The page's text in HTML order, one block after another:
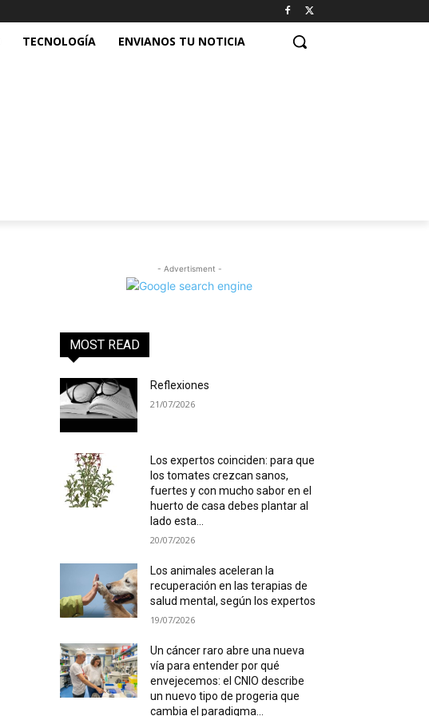
TECNOLOGÍA ENVIANOS TU NOTICIA
- Advertisment -
MOST READ
Reflexiones
21/07/2026
Los expertos coinciden: para que
los tomates crezcan sanos,
fuertes y con mucho sabor en el
huerto de casa debes plantar al
lado esta...
20/07/2026
Los animales aceleran la
recuperación en las terapias de
salud mental, según los expertos
19/07/2026
Un cáncer raro abre una nueva
vía para entender por qué
envejecemos: el CNIO describe
un nuevo tipo de progeria que
cambia el paradigma...